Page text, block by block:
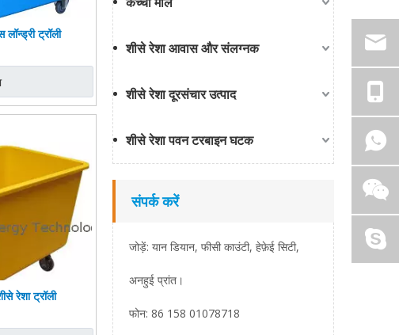
ट्रॉली
रेशा ट्रॉली
शीसे रेशा आवास और संलग्नक
शीसे रेशा दूरसंचार उत्पाद
शीसे रेशा पवन टरबाइन घटक
संपर्क करें
जोड़ें: यान डियान, फीसी काउंटी, हेफ़ेई सिटी,
अनहुई प्रांत।
फोन: 86 158 01078718